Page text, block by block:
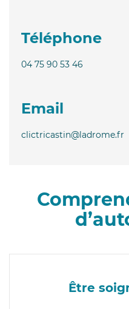
Téléphone
04 75 90 53 46
Email
clictricastin@ladrome.fr
Être